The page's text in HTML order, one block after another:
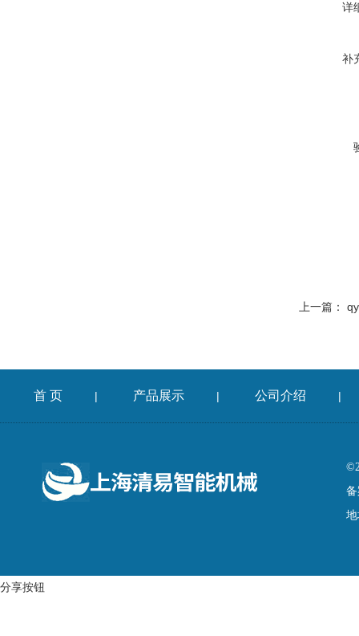
详
补
上一篇：
首 页 | 产品展示 | 公司介绍 |
备
分享按钮